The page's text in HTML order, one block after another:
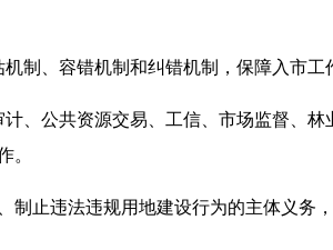
、容错机制和纠错机制，保障入市工
公共资源交易、工信、市场监督、林
。
止违法违规用地建设行为的主体义务